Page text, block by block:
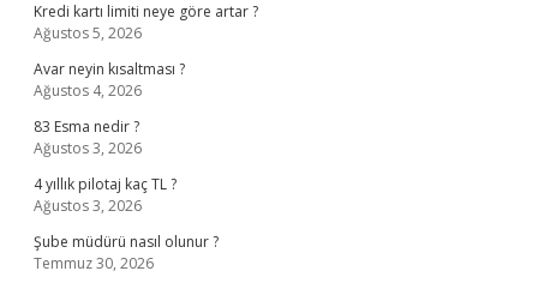
Kredi kartı limiti neye göre artar ?
Ağustos 5, 2026
Avar neyin kısaltması ?
Ağustos 4, 2026
83 Esma nedir ?
Ağustos 3, 2026
4 yıllık pilotaj kaç TL ?
Ağustos 3, 2026
Şube müdürü nasıl olunur ?
Temmuz 30, 2026